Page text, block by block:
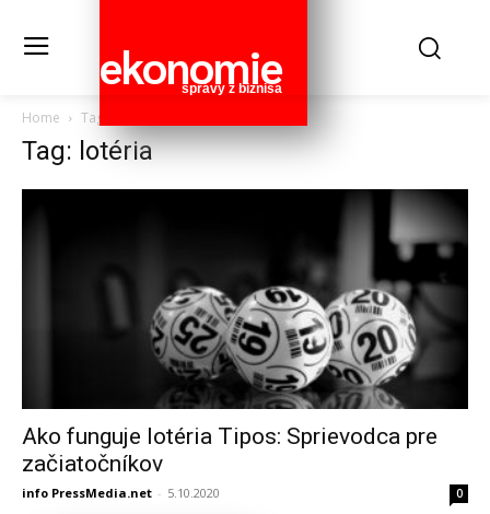
ekonomie
správy z biznisa
Home Tags
Tag: lotéria
Ako funguje lotéria Tipos: Sprievodca pre
začiatočníkov
info PressMedia.net - 5.10.2020 0